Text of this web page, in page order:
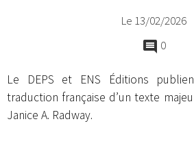
Le 13/02/2026
0
Le DEPS et ENS Éditions
traduction française d’un texte
Janice A. Radway.